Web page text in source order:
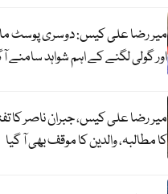
میر رضا علی کیس: دوسری پوسٹ
اور گولی لگنے کے اہم شواہد سامنے
میر رضا علی کیس، جبران ناصر کا
کا مطالبہ، والدین کا موقف بھی آ گیا